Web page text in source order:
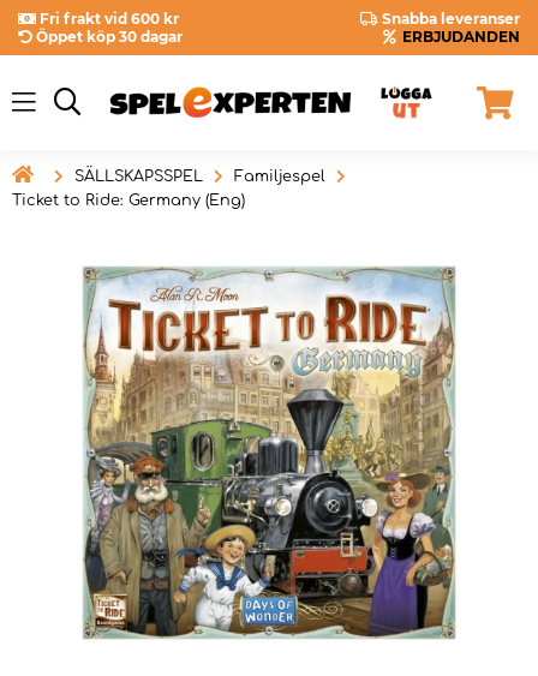
Fri frakt vid 600 kr
Snabba leveranser
Öppet köp 30 dagar
ERBJUDANDEN
 SÄLLSKAPSSPEL
Familjespel
Ticket to Ride: Germany (Eng)